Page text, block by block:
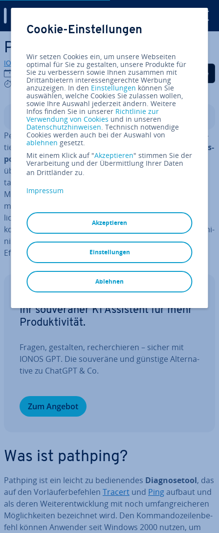
Zum Haupt­in­halt springen
Pathping
IONOS Redaktion
17.02.2021
8 mins
Auf Facebook teilen
Auf Twitter teilen
Auf LinkedIn
In­halts­ver­zeich­nis
Per­for­mance und Zu­ver­läs­sig­keit von Netz­wer­ken pro­fi­
tie­ren we­sent­lich von einem
rei­bungs­lo­sen Da­ten­trans­
port
auf der Basis desTCP/IP-Pro­to­kolls. Ob die Da­ten­
über­tra­gung im Fir­men­netz­werk und darüber hinaus
tadellos funk­tio­niert, kann man mit recht einfachen
Mitteln her­aus­fin­den. Neben dem be­kann­te­ren Kom­
man­do­zei­len­be­fehl
lichs­ten Tools der
Netz­werk­dia­gno­se
. Vor allem in
komplexen Netz­werk­um­ge­bun­gen schätzen Sys­tem­ad­mi­
nis­tra­to­ren und Heim­an­wen­der die Fle­xi­bi­li­tät und
Effizienz des
CMD-Befehls.
IONOS GPT
Ihr sou­ve­rä­ner KI Assistent für mehr
Pro­duk­ti­vi­tät.
Fragen, gestalten, re­cher­chie­ren – sicher mit
IONOS GPT. Die souveräne und günstige Al­ter­na­
ti­ve zu ChatGPT & Co.
Zum Angebot
Was ist pathping?
Pathping ist ein leicht zu be­die­nen­des Dia­gno­se­tool, das
auf den Vor­läu­fer­be­feh­len Tracert und Pingaufbaut und
als deren Wei­ter­ent­wick­lung mit noch um­fang­rei­che­ren
Mög­lich­kei­ten be­zeich­net wird. Den Kom­man­do­zei­len­be­
fehl können Anwender seit Windows 2000 nutzen, um
Cookie-Einstellungen
Wir setzen Cookies ein, um unsere Webseiten
optimal für Sie zu gestalten, unsere Produkte für
Sie zu verbessern sowie Ihnen zusammen mit
Drittanbietern interessengerechte Werbung
anzuzeigen. In den Einstellungen können Sie
auswählen, welche Cookies Sie zulassen wollen,
sowie Ihre Auswahl jederzeit ändern. Weitere
Infos finden Sie in unserer Richtlinie zur
Verwendung von Cookies und in unseren
Datenschutzhinweisen. Technisch notwendige
Cookies werden auch bei der Auswahl von
ablehnen gesetzt.
Mit einem Klick auf "Akzeptieren" stimmen Sie der
Verarbeitung und der Übermittlung Ihrer Daten
an Drittländer zu.
Impressum
Akzeptieren
Ablehnen
Einstellungen